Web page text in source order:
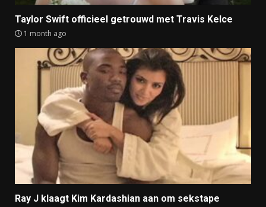
Taylor Swift officieel getrouwd met Travis Kelce
1 month ago
Ray J klaagt Kim Kardashian aan om sekstape